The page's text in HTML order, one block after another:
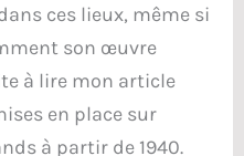
ces lieux, même si
son œuvre
à lire mon article
en place sur
à partir de 1940.